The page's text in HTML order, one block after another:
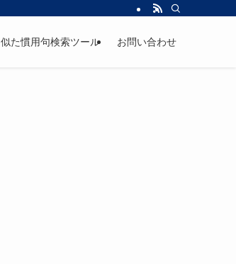
似た慣用句検索ツール お問い合わせ